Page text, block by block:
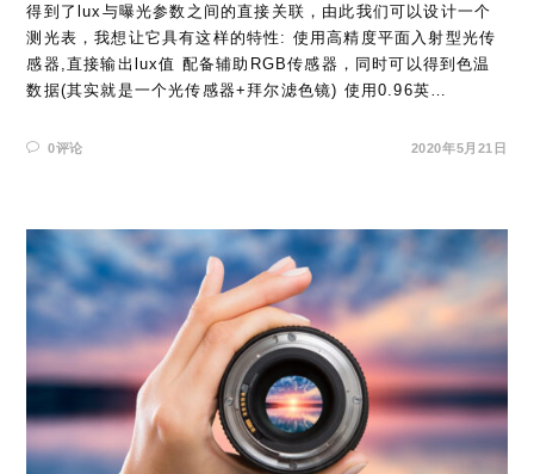
得到了lux与曝光参数之间的直接关联，由此我们可以设计一个
测光表，我想让它具有这样的特性: 使用高精度平面入射型光传
感器,直接输出lux值 配备辅助RGB传感器，同时可以得到色温
数据(其实就是一个光传感器+拜尔滤色镜) 使用0.96英…
0评论 2020年5月21日